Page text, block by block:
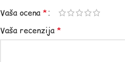
Vaša ocena *
Vaša recenzija *